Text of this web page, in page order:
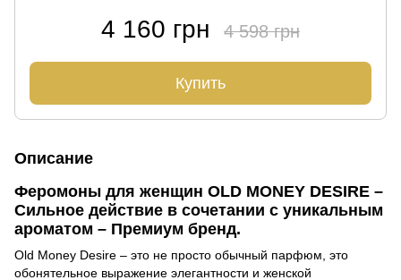
4 160 грн 4 598 грн
Купить
Описание
Феромоны для женщин OLD MONEY DESIRE –
Сильное действие в сочетании с уникальным
ароматом – Премиум бренд.
Old Money Desire – это не просто обычный парфюм, это
обонятельное выражение элегантности и женской